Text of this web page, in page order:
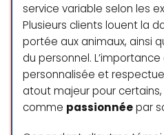
vétérinaire !
Très bon
service variable selon les
Plusieurs clients louent la
portée aux animaux, ainsi
du personnel.
personnalisée et
atout majeur pour
comme passionnéepar